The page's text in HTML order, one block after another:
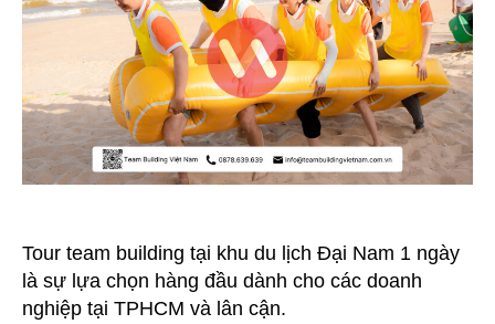
Nam
1
Ngày
Tour team building tại khu du lịch Đại Nam 1 ngày
là sự lựa chọn hàng đầu dành cho các doanh
nghiệp tại TPHCM và lân cận.